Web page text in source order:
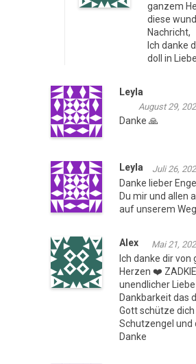
ganzem
diese
Nachricht,
Ich danke
doll in Liebe.
Leyla
August 29,
Danke 🙏
Leyla Juli 26,
Danke lieber
Du mir und allen
auf unserem
Alex Mai 21,
Ich danke dir von
Herzen ❤️
unendlicher Liebe
Dankbarkeit das
Gott schütze dich
Schutzengel und
Danke